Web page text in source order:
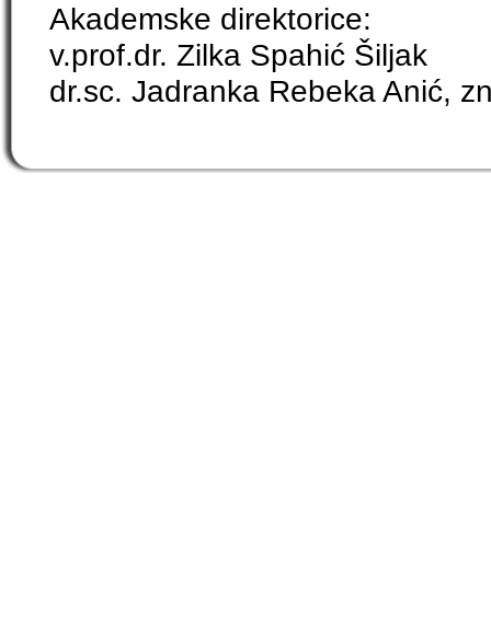
Akademske direktorice:
v.prof.dr. Zilka Spahić Šiljak
dr.sc. Jadranka Rebeka Anić,